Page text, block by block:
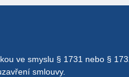
ve smyslu § 1731 nebo §
smlouvy.